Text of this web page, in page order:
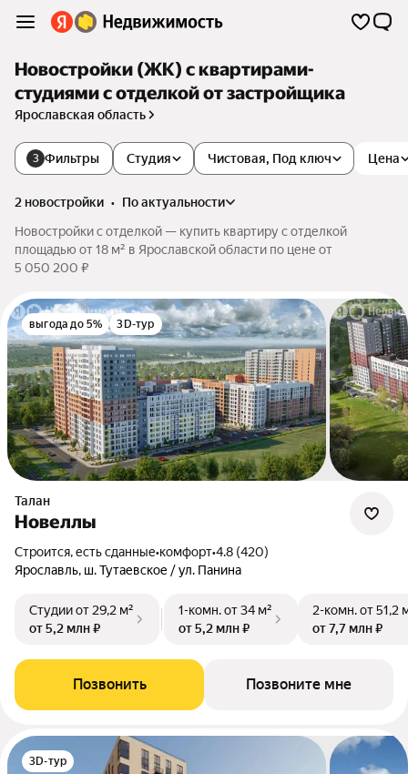
Новостройки (ЖК) с квартирами-
студиями с отделкой от застройщика
Ярославская область
3 Фильтры Цена
Студия Чистовая, Под ключ
2 новостройки •
по актуальности
Новостройки с отделкой — купить квартиру с отделкой
площадью от 18 м² в Ярославской области по цене от
5 050 200 ₽
выгода до 5% 3D-тур
Талан
Новеллы
Строится, есть сданные•комфорт•4.8 (420)
Ярославль, ш. Тутаевское / ул. Панина
Студииот 29,2 м²
от 5,2 млн ₽
1-комн.от 34 м²
от 5,2 млн ₽
2-комн.от 51,2
от 7,7 млн ₽
Позвонить Позвоните мне
3D-тур